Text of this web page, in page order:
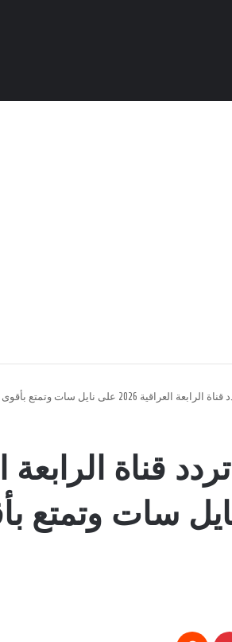
2026 على نايل سات وتمتع بأقوى البرامج بجودة فائقة
قناة الرابعة
نايل سات وتمتع
بينتيريست